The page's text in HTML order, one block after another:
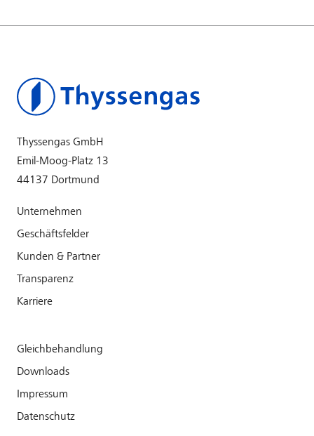
Thyssengas GmbH
Emil-Moog-Platz 13
44137 Dortmund
Unternehmen
Geschäftsfelder
Kunden & Partner
Transparenz
Karriere
Gleichbehandlung
Downloads
Impressum
Datenschutz